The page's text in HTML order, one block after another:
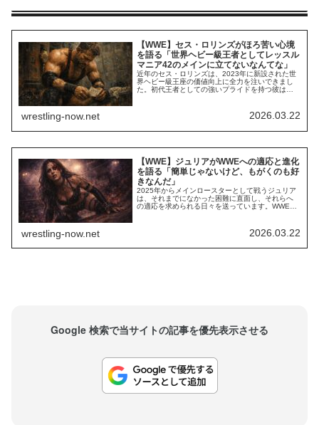
【WWE】セス・ロリンズがほろ苦い心境
を語る「世界ヘビー級王者としてレッスル
マニア42のメインに立てないなんてな」
近年のセス・ロリンズは、2023年に新設された世
界ヘビー級王座の価値向上に全力を注いできまし
た。初代王者としての強いプライドを持つ彼は、
肩を負傷して長期欠場を余儀なくされ、タイトル
を返上してしまいました。その結果、レッスルマ
wrestling-now.net 2026.03.22
【WWE】ジュリアがWWEへの適応と進化
を語る「簡単じゃないけど、もがくのも好
きなんだ」
2025年からメインロースターとして戦うジュリア
は、それまでになかった困難に直面し、それらへ
の適応を求められる日々を送っています。WWE女
の試合スタイルや求められるパフォーマンスへの
適応という、多くの日本人選手が向き合ってきた
wrestling-now.net 2026.03.22
Google 検索で当サイトの記事を優先表示させる